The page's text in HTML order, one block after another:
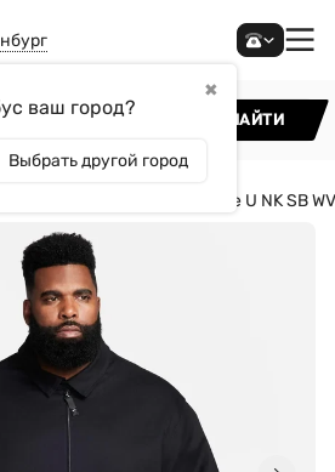
✖
ваш город?
Выбрать другой город
НАЙТИ
Куртка Nike U NK SB